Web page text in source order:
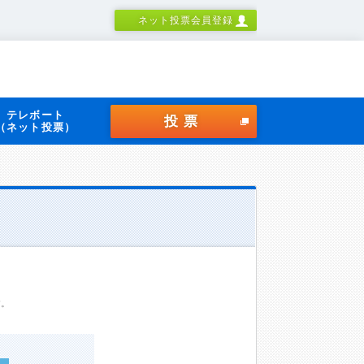
ネット投票会員登録
テレボート
（ネット投票）
投票